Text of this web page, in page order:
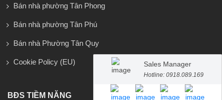
Sales Manager
Hotline: 0918.089.169
Bán nhà phường Tân Phong
Bán nhà phường Tân Phú
Bán nhà Phường Tân Quy
Cookie Policy (EU)
BĐS TIỀM NĂNG